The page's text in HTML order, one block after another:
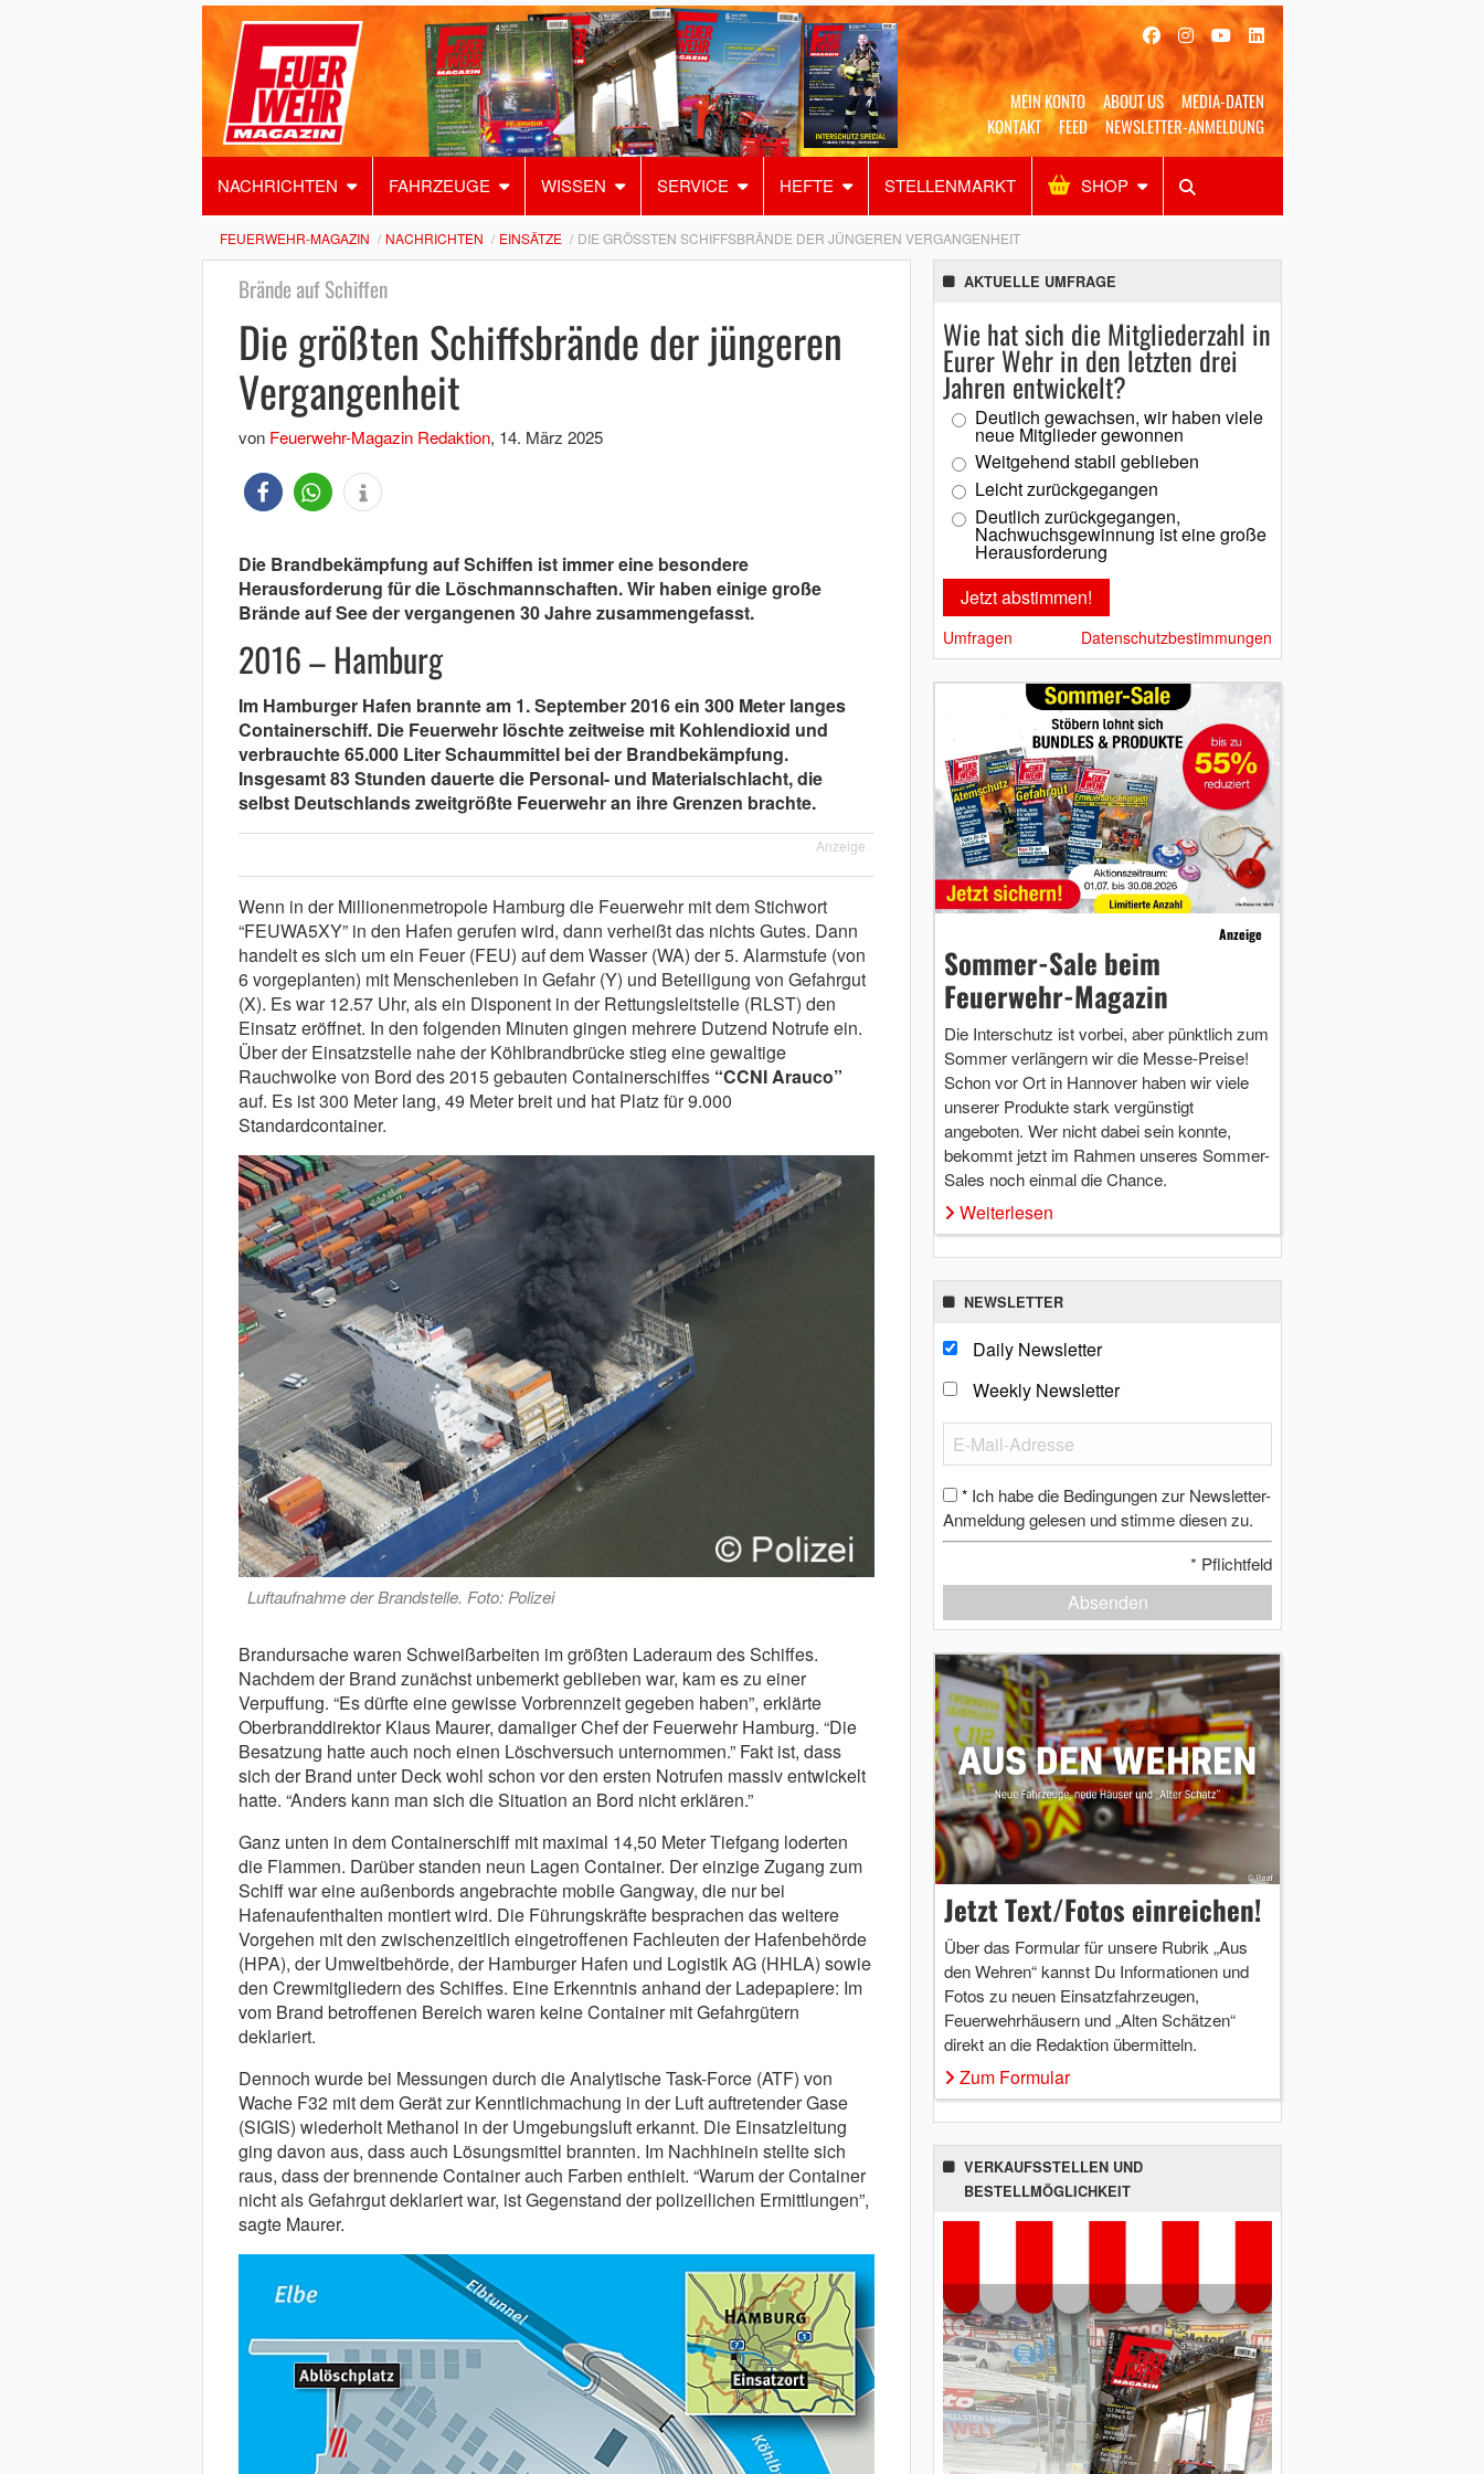
MEIN KONTO ABOUT US
MEDIA-DATEN
KONTAKT
FEED NEWSLETTER-ANMELDUNG
NACHRICHTEN FAHRZEUGE WISSEN SERVICE HEFTE STELLENMARKT SHOP
Alles Shop SUCHEN
FEUERWEHR-MAGAZIN NACHRICHTEN EINSÄTZE DIE GRÖSSTEN SCHIFFSBRÄNDE DER JÜNGEREN VERGANGENHEIT
Brände auf Schiffen
Die größten Schiffsbrände der jüngeren
Vergangenheit
von Feuerwehr-Magazin Redaktion, 14. März 2025
Die Brandbekämpfung auf Schiffen ist immer eine besondere
Herausforderung für die Löschmannschaften. Wir haben einige große
Brände auf See der vergangenen 30 Jahre zusammengefasst.
2016 – Hamburg
Im Hamburger Hafen brannte am 1. September 2016 ein 300 Meter langes
Containerschiff. Die Feuerwehr löschte zeitweise mit Kohlendioxid und
verbrauchte 65.000 Liter Schaummittel bei der Brandbekämpfung.
Insgesamt 83 Stunden dauerte die Personal- und Materialschlacht, die
selbst Deutschlands zweitgrößte Feuerwehr an ihre Grenzen brachte.
Anzeige
Wenn in der Millionenmetropole Hamburg die Feuerwehr mit dem Stichwort
“FEUWA5XY” in den Hafen gerufen wird, dann verheißt das nichts Gutes. Dann
handelt es sich um ein Feuer (FEU) auf dem Wasser (WA) der 5. Alarmstufe (von
6 vorgeplanten) mit Menschenleben in Gefahr (Y) und Beteiligung von Gefahrgut
(X). Es war 12.57 Uhr, als ein Disponent in der Rettungsleitstelle (RLST) den
Einsatz eröffnet. In den folgenden Minuten gingen mehrere Dutzend Notrufe ein.
Über der Einsatzstelle nahe der Köhlbrandbrücke stieg eine gewaltige
Rauchwolke von Bord des 2015 gebauten Containerschiffes “CCNI Arauco”
auf. Es ist 300 Meter lang, 49 Meter breit und hat Platz für 9.000
Standardcontainer.
Luftaufnahme der Brandstelle. Foto: Polizei
Brandursache waren Schweißarbeiten im größten Laderaum des Schiffes.
Nachdem der Brand zunächst unbemerkt geblieben war, kam es zu einer
Verpuffung. “Es dürfte eine gewisse Vorbrennzeit gegeben haben”, erklärte
Oberbranddirektor Klaus Maurer, damaliger Chef der Feuerwehr Hamburg. “Die
Besatzung hatte auch noch einen Löschversuch unternommen.” Fakt ist, dass
sich der Brand unter Deck wohl schon vor den ersten Notrufen massiv entwickelt
hatte. “Anders kann man sich die Situation an Bord nicht erklären.”
Ganz unten in dem Containerschiff mit maximal 14,50 Meter Tiefgang loderten
die Flammen. Darüber standen neun Lagen Container. Der einzige Zugang zum
Schiff war eine außenbords angebrachte mobile Gangway, die nur bei
Hafenaufenthalten montiert wird. Die Führungskräfte besprachen das weitere
Vorgehen mit den zwischenzeitlich eingetroffenen Fachleuten der Hafenbehörde
(HPA), der Umweltbehörde, der Hamburger Hafen und Logistik AG (HHLA) sowie
den Crewmitgliedern des Schiffes. Eine Erkenntnis anhand der Ladepapiere: Im
vom Brand betroffenen Bereich waren keine Container mit Gefahrgütern
deklariert.
Dennoch wurde bei Messungen durch die Analytische Task-Force (ATF) von
Wache F32 mit dem Gerät zur Kenntlichmachung in der Luft auftretender Gase
(SIGIS) wiederholt Methanol in der Umgebungsluft erkannt. Die Einsatzleitung
ging davon aus, dass auch Lösungsmittel brannten. Im Nachhinein stellte sich
raus, dass der brennende Container auch Farben enthielt. “Warum der Container
nicht als Gefahrgut deklariert war, ist Gegenstand der polizeilichen Ermittlungen”,
sagte Maurer.
AKTUELLE UMFRAGE
Wie hat sich die Mitgliederzahl in
Eurer Wehr in den letzten drei
Jahren entwickelt?
Deutlich gewachsen, wir haben viele
neue Mitglieder gewonnen
Weitgehend stabil geblieben
Leicht zurückgegangen
Deutlich zurückgegangen,
Nachwuchsgewinnung ist eine große
Herausforderung
Umfragen Datenschutzbestimmungen
Anzeige
Sommer-Sale beim
Feuerwehr-Magazin
Die Interschutz ist vorbei, aber pünktlich zum
Sommer verlängern wir die Messe-Preise!
Schon vor Ort in Hannover haben wir viele
unserer Produkte stark vergünstigt
angeboten. Wer nicht dabei sein konnte,
bekommt jetzt im Rahmen unseres Sommer-
Sales noch einmal die Chance.
Weiterlesen
NEWSLETTER
Daily Newsletter
Weekly Newsletter
* Ich habe die Bedingungen zur Newsletter-
Anmeldung gelesen und stimme diesen zu.
* Pflichtfeld
Absenden
Jetzt Text/Fotos einreichen!
Über das Formular für unsere Rubrik „Aus
den Wehren“ kannst Du Informationen und
Fotos zu neuen Einsatzfahrzeugen,
Feuerwehrhäusern und „Alten Schätzen“
direkt an die Redaktion übermitteln.
Zum Formular
VERKAUFSSTELLEN UND
BESTELLMÖGLICHKEIT